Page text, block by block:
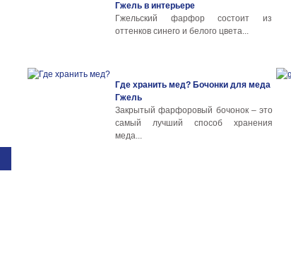
Гжель в интерьере
Гжельский фарфор состоит из
оттенков синего и белого цвета...
Где хранить мед? Бочонки для меда
Гжель
Закрытый фарфоровый бочонок – это
самый лучший способ хранения
меда...